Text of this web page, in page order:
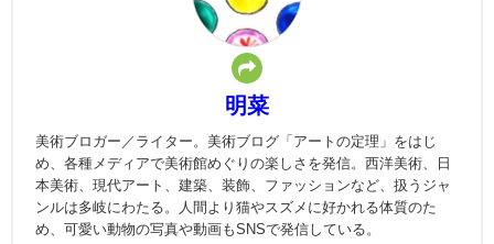
明菜
美術ブロガー／ライター。美術ブログ「アートの定理」をはじ
め、各種メディアで美術館めぐりの楽しさを発信。西洋美術、日
本美術、現代アート、建築、装飾、ファッションなど、扱うジャ
ンルは多岐にわたる。人間より猫やスズメに好かれる体質のた
め、可愛い動物の写真や動画もSNSで発信している。